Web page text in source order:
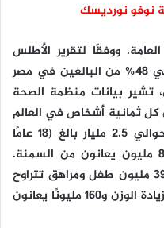
نوفو نورديسك
ووفقًا لتقرير الأطلس
العالمي للسمنة 2025، يعيش حوالي 48% من البالغين في مصر
تشير بيانات منظمة الصحة
أن واحدًا من كل ثمانية أشخاص في العالم
يعاني من السمنة، بما في ذلك حوالي 2.5 مليار بالغ (18 عامًا
فأكثر) يعانون من زيادة الوزن و890 مليون يعانون من السمنة.
بالإضافة إلى ذلك، هناك أكثر من 390 مليون طفل ومراهق تتراوح
أعمارهم بين 5 و19 عامًا يعانون من زيادة الوزن و160 مليونًا يعانون